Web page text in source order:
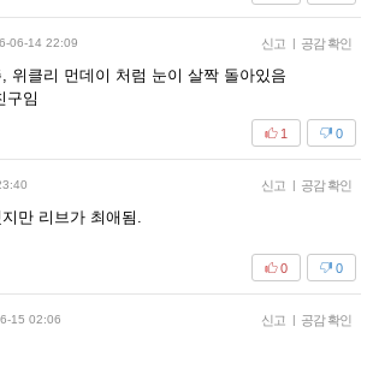
06-14 22:09 신고 | 공감 확인
위클리 먼데이 처럼 눈이 살짝 돌아있음
구임
0
1
신고 | 공감 확인
만 리브가 최애됨.
0
0
15 02:06 신고 | 공감 확인